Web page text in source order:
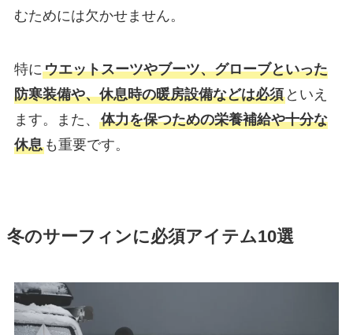
むためには欠かせません。
特にウエットスーツやブーツ、グローブといった
防寒装備や、休息時の暖房設備などは必須といえ
ます。また、 体力を保つための栄養補給や十分な
休息も重要です。
冬のサーフィンに必須アイテム10選